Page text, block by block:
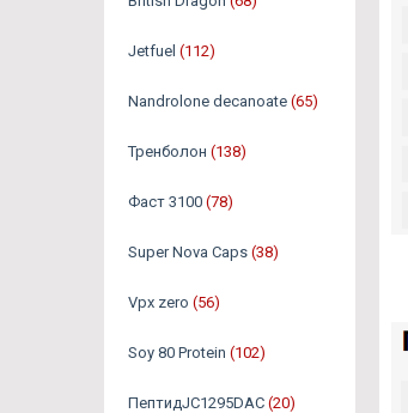
Jetfuel (112)
Nandrolone decanoate (65)
Тренболон (138)
Фаст 3100 (78)
Super Nova Caps (38)
Vpx zero (56)
Soy 80 Protein (102)
ПептидJC1295DAC (20)